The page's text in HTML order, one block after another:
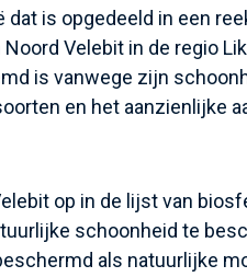
is opgedeeld in een
Noord Velebit in de regio
is vanwege zijn
en het aanzienlijke
op in de lijst van
schoonheid te
als natuurlijke